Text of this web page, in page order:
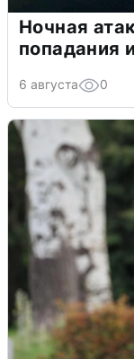
Ночная
попадания
6 августа 0